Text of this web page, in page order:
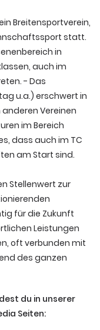
Breitensportverein,
statt.
in
auch im
- Das
u.a.) erschwert in
Vereinen
im Bereich
dass auch im TC
am Start sind.
Stellenwert zur
für die Zukunft
Leistungen
oft verbunden mit
des ganzen
du in unserer
Seiten: